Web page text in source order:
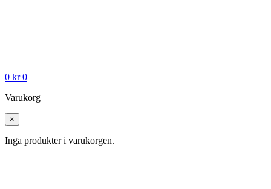
0 kr 0
Varukorg
×
Inga produkter i varukorgen.